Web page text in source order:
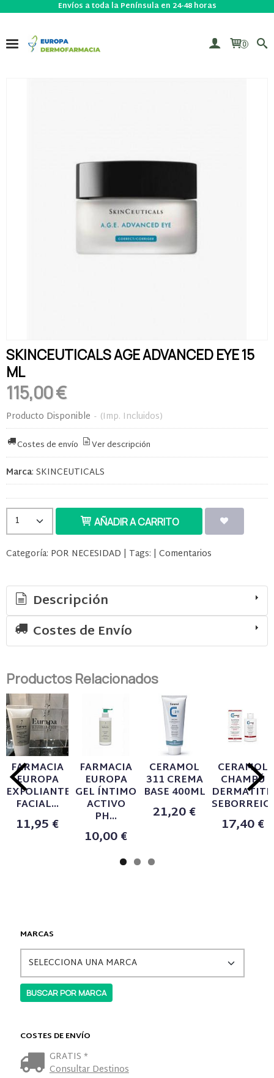
Envíos a toda la Península en 24-48 horas
0
MARCAS
COSTES DE ENVÍO
GRATIS *
Consultar Destinos
SKINCEUTICALS AGE ADVANCED EYE 15
ML
115,00 €
Producto Disponible - (Imp. Incluidos)
Costes de envío Ver descripción
Marca: SKINCEUTICALS
AÑADIR A CARRITO
Categoría: POR NECESIDAD | Tags: | Comentarios
Descripción
Costes de Envío
Productos Relacionados
FARMACIA
EUROPA
EXFOLIANTE
FACIAL...
11,95 €
FARMACIA
EUROPA
GEL ÍNTIMO
ACTIVO
PH...
10,00 €
CERAMOL
311 CREMA
BASE 400ML
21,20 €
CERAMOL
CHAMPÚ
17,40 €